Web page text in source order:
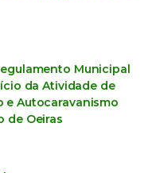
Municipal
da Atividade de
e Autocaravanismo
de Oeiras